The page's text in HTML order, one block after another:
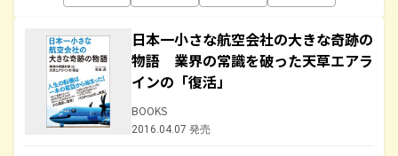
日本一小さな航空会社の大きな奇跡の
物語 業界の常識を破った天草エアラ
インの「復活」
BOOKS
2016.04.07 発売